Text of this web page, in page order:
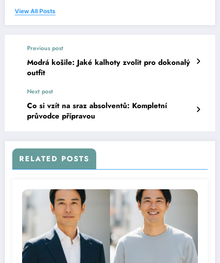
View All Posts
Previous post
Modrá košile: Jaké kalhoty zvolit pro dokonalý
outfit
Next post
Co si vzít na sraz absolventů: Kompletní
průvodce přípravou
RELATED POSTS